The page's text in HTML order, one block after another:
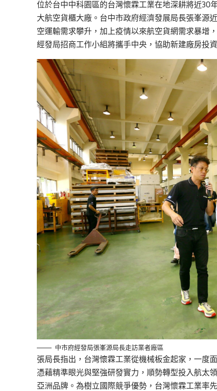
位於台中中科園區的台灣懷霖工業在地深耕將近30
大航空貨櫃大廠。台中市政府經濟發展局長張峯源
空運輸需求攀升，加上疫情以來航空貨網需求暴增
經發局招商工作小組將攜手中央，協助新建廠房投
中市府經發局張峯源局長走訪業者廠區
張局長指出，台灣懷霖工業從機械板金起家，一度
憑藉精準眼光與堅強研發實力，順勢轉型投入航太
亞洲品牌。為樹立國際競爭優勢，台灣懷霖工業率